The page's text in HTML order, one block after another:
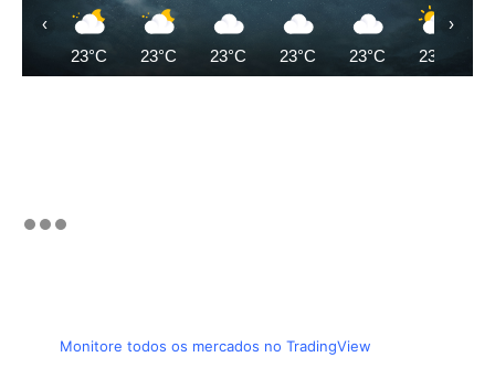
23°C 23°C 23°C 23°C 23°C 23°C
‹ ›
Monitore todos os mercados no TradingView